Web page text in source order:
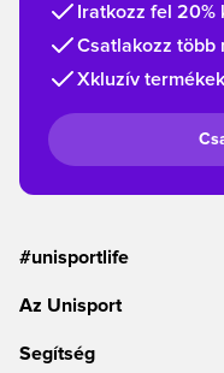
Iratkozz fel 20%
Csatlakozz több
Xkluzív
#unisportlife
Az Unisport
Segítség